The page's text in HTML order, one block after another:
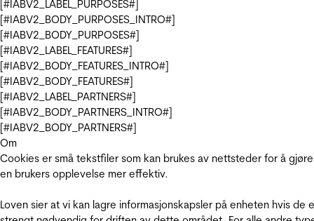
[#IABV2_LABEL_PURPOSES#]
[#IABV2_BODY_PURPOSES_INTRO#]
[#IABV2_BODY_PURPOSES#]
[#IABV2_LABEL_FEATURES#]
[#IABV2_BODY_FEATURES_INTRO#]
[#IABV2_BODY_FEATURES#]
[#IABV2_LABEL_PARTNERS#]
[#IABV2_BODY_PARTNERS_INTRO#]
[#IABV2_BODY_PARTNERS#]
Om
Cookies er små tekstfiler som kan brukes av nettsteder for å gjøre
en brukers opplevelse mer effektiv.
Loven sier at vi kan lagre informasjonskapsler på enheten hvis de